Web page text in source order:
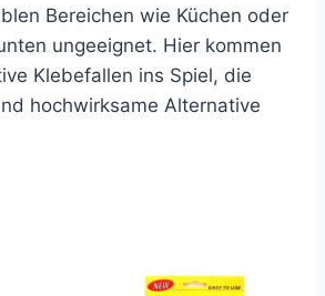
Bereichen wie Küchen oder
ungeeignet. Hier kommen
Klebefallen ins Spiel, die
hochwirksame Alternative